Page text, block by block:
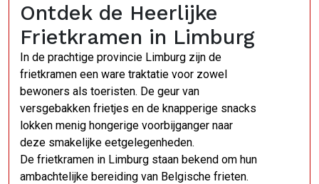
Ontdek de Heerlijke
Frietkramen in Limburg
In de prachtige provincie Limburg zijn de
frietkramen een ware traktatie voor zowel
bewoners als toeristen. De geur van
versgebakken frietjes en de knapperige snacks
lokken menig hongerige voorbijganger naar
deze smakelijke eetgelegenheden.
De frietkramen in Limburg staan bekend om hun
ambachtelijke bereiding van Belgische frieten.